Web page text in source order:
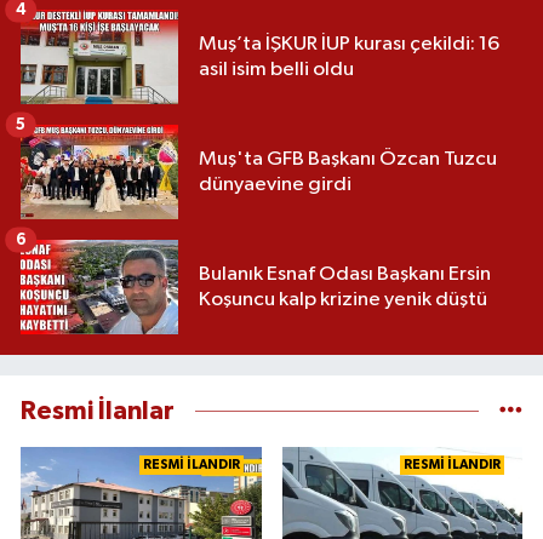
Muş’ta İŞKUR İUP kurası çekildi: 16
asil isim belli oldu
4
Muş'ta GFB Başkanı Özcan Tuzcu
dünyaevine girdi
5
Bulanık Esnaf Odası Başkanı Ersin
Koşuncu kalp krizine yenik düştü
6
Resmi İlanlar
RESMİ İLANDIR RESMİ İLANDIR